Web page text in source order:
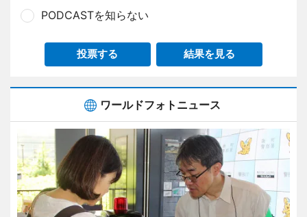
PODCASTを知らない
投票する 結果を見る
ワールドフォトニュース